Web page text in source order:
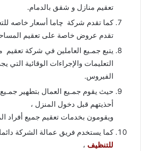
تعقيم منازل و شقق بالدمام.
كما تقدم شركة چاما أسعار خاصه
تقدم عروض خاصة على تعقيم
يتبع جمـيع العاملين في شركة تعقيم
التعليمات والإجراءات الوقائية التي
الفيروس.
حيث يقوم جمـيع العمال بتطهير
أحذيتهم قبل دخول المنزل ،
ويقومون بخدمات تعقيم جميع أفراد
كما يستخدم فريق عمالة الشركة دائما
للتنظيف ،